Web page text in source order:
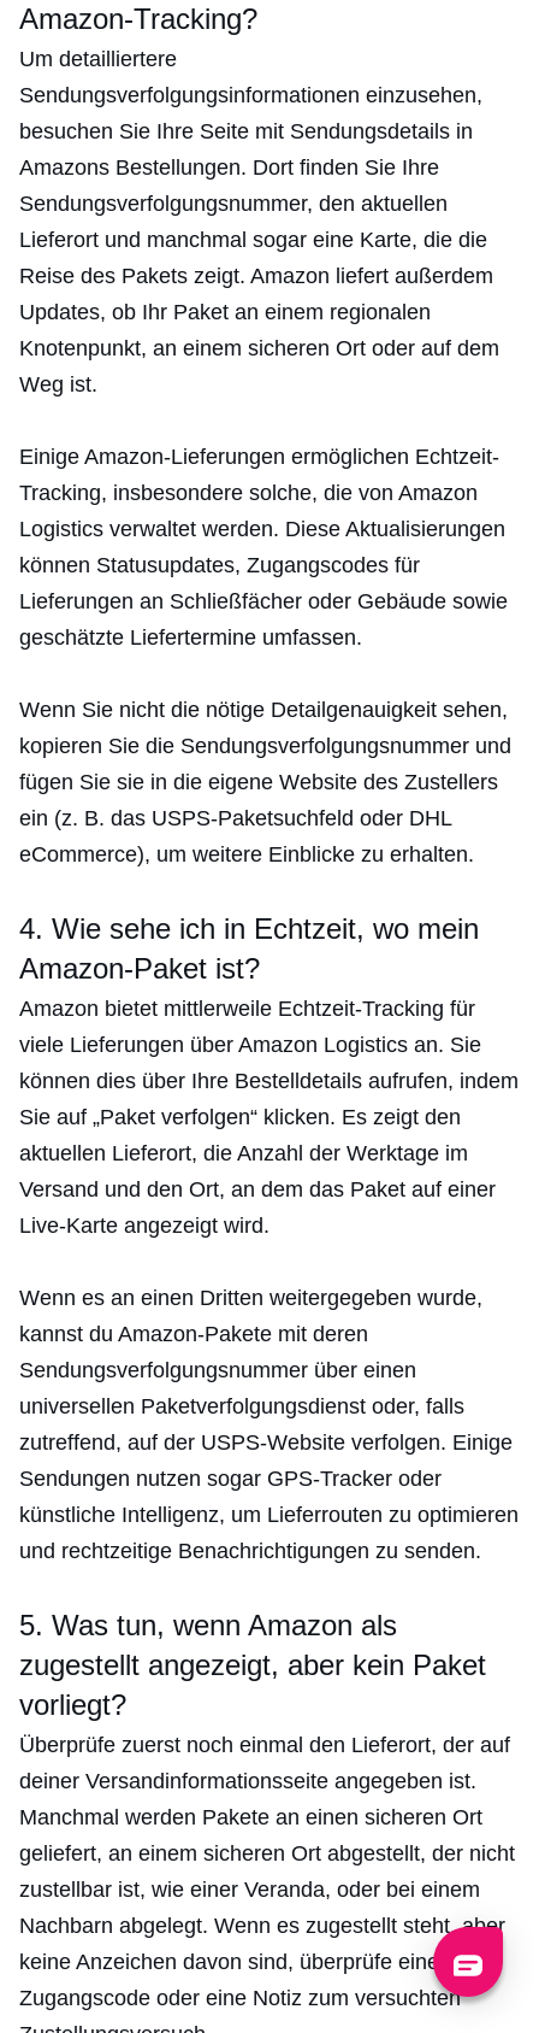
Amazon-Tracking?
Um detailliertere
Sendungsverfolgungsinformationen einzusehen,
besuchen Sie Ihre Seite mit Sendungsdetails in
Amazons Bestellungen. Dort finden Sie Ihre
Sendungsverfolgungsnummer, den aktuellen
Lieferort und manchmal sogar eine Karte, die die
Reise des Pakets zeigt. Amazon liefert außerdem
Updates, ob Ihr Paket an einem regionalen
Knotenpunkt, an einem sicheren Ort oder auf dem
Weg ist.
Einige Amazon-Lieferungen ermöglichen Echtzeit-
Tracking, insbesondere solche, die von Amazon
Logistics verwaltet werden. Diese Aktualisierungen
können Statusupdates, Zugangscodes für
Lieferungen an Schließfächer oder Gebäude sowie
geschätzte Liefertermine umfassen.
Wenn Sie nicht die nötige Detailgenauigkeit sehen,
kopieren Sie die Sendungsverfolgungsnummer und
fügen Sie sie in die eigene Website des Zustellers
ein (z. B. das USPS-Paketsuchfeld oder DHL
eCommerce), um weitere Einblicke zu erhalten.
4. Wie sehe ich in Echtzeit, wo mein
Amazon-Paket ist?
Amazon bietet mittlerweile Echtzeit-Tracking für
viele Lieferungen über Amazon Logistics an. Sie
können dies über Ihre Bestelldetails aufrufen, indem
Sie auf „Paket verfolgen“ klicken. Es zeigt den
aktuellen Lieferort, die Anzahl der Werktage im
Versand und den Ort, an dem das Paket auf einer
Live-Karte angezeigt wird.
Wenn es an einen Dritten weitergegeben wurde,
kannst du Amazon-Pakete mit deren
Sendungsverfolgungsnummer über einen
universellen Paketverfolgungsdienst oder, falls
zutreffend, auf der USPS-Website verfolgen. Einige
Sendungen nutzen sogar GPS-Tracker oder
künstliche Intelligenz, um Lieferrouten zu optimieren
und rechtzeitige Benachrichtigungen zu senden.
5. Was tun, wenn Amazon als
zugestellt angezeigt, aber kein Paket
vorliegt?
Überprüfe zuerst noch einmal den Lieferort, der auf
deiner Versandinformationsseite angegeben ist.
Manchmal werden Pakete an einen sicheren Ort
geliefert, an einem sicheren Ort abgestellt, der nicht
zustellbar ist, wie einer Veranda, oder bei einem
Nachbarn abgelegt. Wenn es zugestellt steht, aber
keine Anzeichen davon sind, überprüfe einen
Zugangscode oder eine Notiz zum versuchten